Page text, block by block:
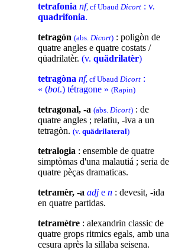
tetrafonia nf, cf Ubaud Dicort : v.
quadrifonia.
tetragòn (abs. Dicort) : poligòn de
quatre angles e quatre costats /
qüadrilatèr. (v. quädrilatèr)
tetragòna nf, cf Ubaud Dicort :
« (bot.) tétragone » (Rapin)
tetragonal, -a (abs. Dicort) : de
quatre angles ; relatiu, -iva a un
tetragòn. (v. quädrilateral)
tetralogia : ensemble de quatre
simptòmas d'una malautiá ; seria de
quatre pèças dramaticas.
tetramèr, -a adj e n : devesit, -ida
en quatre partidas.
tetramètre : alexandrin classic de
quatre grops ritmics egals, amb una
cesura après la sillaba seisena.